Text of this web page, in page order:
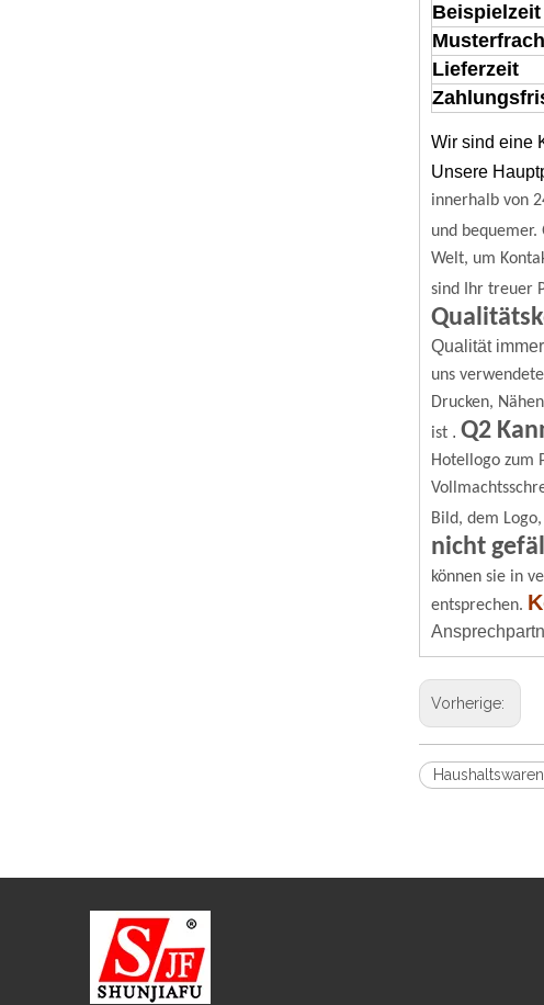
Beispielzeit
Lieferzeit
Wir sind eine
Unsere
innerhalb von
und bequemer.
Welt, um
sind Ihr treuer
Qualität
uns
Drucken,
ist . Q2
Hotellogo zum
Bild, dem
nicht
können sie in
entsprechen.
Vorherige:
Haushaltswaren